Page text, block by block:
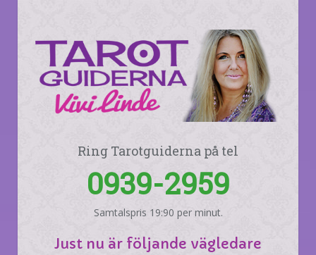
Ring Tarotguiderna på tel
0939-2959
Samtalspris 19:90 per minut.
Just nu är följande vägledare